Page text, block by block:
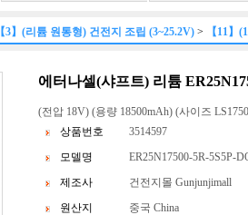
【3】(리튬 원통형) 건전지 조립 (3~25.2V) > 【11】
에터나셀(샤프트) 리튬
(전압 18V) (용량 18500mAh) (사이즈
상품번호
3514597
모델명
ER25N17500-5R-5S5P-
제조사
건전지몰 Gunjunjimall
원산지
중국 China